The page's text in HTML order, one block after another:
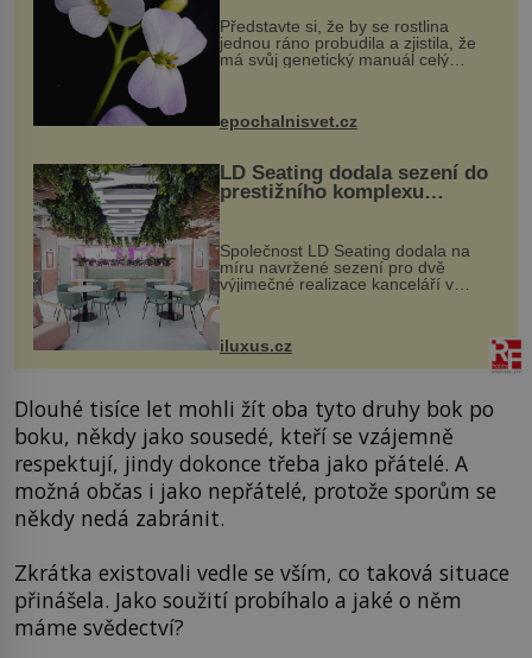
Představte si, že by se rostlina
jednou ráno probudila a zjistila, že
má svůj genetický manuál celý
vstupenka...
epochalnisvet.cz
LD Seating dodala sezení do
prestižního komplexu
MediaCityUK v Salfordu
Společnost LD Seating dodala na
míru navržené sezení pro dvě
výjimečné realizace kanceláří v
areálu MediaCityUK v anglickém
budov Media...
iluxus.cz
Dlouhé tisíce let mohli žít oba tyto druhy bok po
boku, někdy jako sousedé, kteří se vzájemně
respektují, jindy dokonce třeba jako přátelé. A
možná občas i jako nepřátelé, protože sporům se
někdy nedá zabránit.
Zkrátka existovali vedle se vším, co taková situace
přinášela. Jako soužití probíhalo a jaké o něm
máme svědectví?